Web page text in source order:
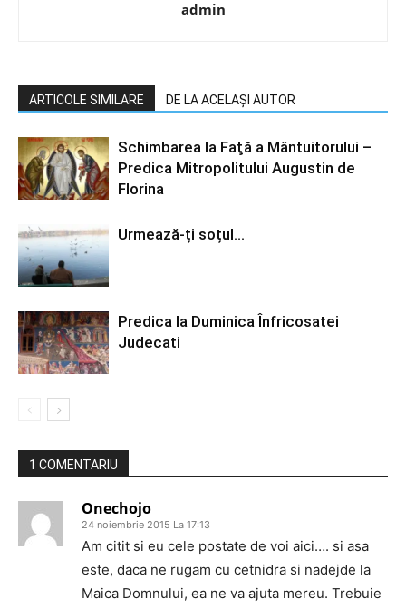
admin
ARTICOLE SIMILARE DE LA ACELAȘI AUTOR
Schimbarea la Faţă a Mântuitorului –
Predica Mitropolitului Augustin de
Florina
Urmează-ți soțul…
Predica la Duminica Înfricosatei
Judecati
1 COMENTARIU
Onechojo
24 noiembrie 2015 La 17:13
Am citit si eu cele postate de voi aici…. si asa
este, daca ne rugam cu cetnidra si nadejde la
Maica Domnului, ea ne va ajuta mereu. Trebuie